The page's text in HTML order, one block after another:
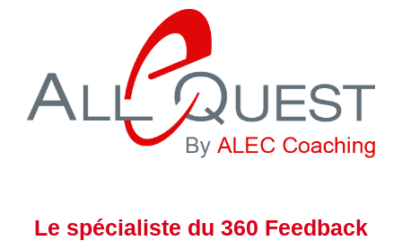
Le spécialiste du 360 Feedback